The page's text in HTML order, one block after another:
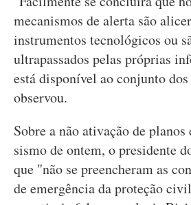
mecanismos de alerta são
instrumentos tecnológicos ou
ultrapassados pelas próprias
está disponível ao conjunto
observou.
Sobre a não ativação de planos
sismo de ontem, o presidente
que "não se preencheram as
de emergência da proteção